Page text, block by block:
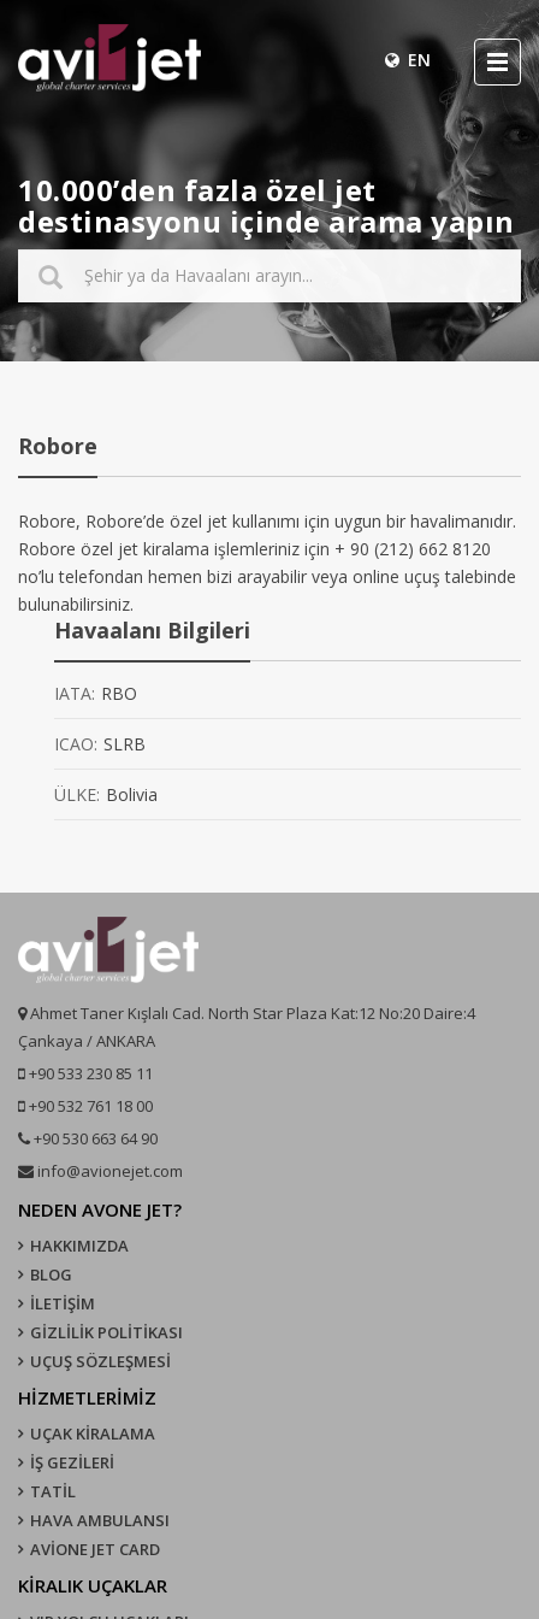
EN
10.000’den fazla özel jet
destinasyonu içinde arama yapın
Robore
Robore, Robore’de özel jet kullanımı için uygun bir havalimanıdır.
Robore özel jet kiralama işlemleriniz için + 90 (212) 662 8120
no’lu telefondan hemen bizi arayabilir veya online uçuş talebinde
bulunabilirsiniz.
Havaalanı Bilgileri
IATA: RBO
ICAO: SLRB
ÜLKE: Bolivia
Ahmet Taner Kışlalı Cad. North Star Plaza Kat:12 No:20 Daire:4
Çankaya / ANKARA
+90 533 230 85 11
+90 532 761 18 00
+90 530 663 64 90
info@avionejet.com
NEDEN AVONE JET?
HAKKIMIZDA
BLOG
İLETİŞİM
GİZLİLİK POLİTİKASI
UÇUŞ SÖZLEŞMESI
HİZMETLERİMİZ
UÇAK KIRALAMA
İŞ GEZİLERİ
TATİL
HAVA AMBULANSI
AVİONE JET CARD
KIRALIK UÇAKLAR